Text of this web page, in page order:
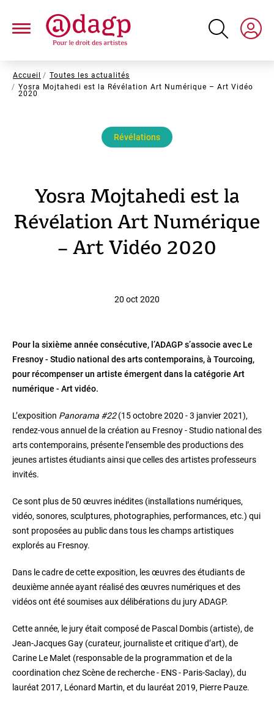
contenu
Fil
d'Ariane
Accueil
Toutes les actualités
Yosra Mojtahedi est la Révélation Art Numérique – Art Vidéo
2020
Révélations
Yosra Mojtahedi est la
Révélation Art Numérique
– Art Vidéo 2020
20 oct 2020
Pour la sixième année consécutive, l’ADAGP s’associe avec Le
Fresnoy - Studio national des arts contemporains, à Tourcoing,
pour récompenser un artiste émergent dans la catégorie Art
numérique - Art vidéo.
L’exposition Panorama #22(15 octobre 2020 - 3 janvier 2021),
rendez-vous annuel de la création au Fresnoy - Studio national des
arts contemporains, présente l’ensemble des productions des
jeunes artistes étudiants ainsi que celles des artistes professeurs
invités.
Ce sont plus de 50 œuvres inédites (installations numériques,
vidéo, sonores, sculptures, photographies, performances, etc.) qui
sont proposées au public dans tous les champs artistiques
explorés au Fresnoy.
Dans le cadre de cette exposition, les œuvres des étudiants de
deuxième année ayant réalisé des œuvres numériques et des
vidéos ont été soumises aux délibérations du jury ADAGP.
Cette année, le jury était composé de Pascal Dombis (artiste), de
Jean-Jacques Gay (curateur, journaliste et critique d’art), de
Carine Le Malet (responsable de la programmation et de la
coordination chez Scène de recherche - ENS - Paris-Saclay), du
lauréat 2017, Léonard Martin, et du lauréat 2019, Pierre Pauze.